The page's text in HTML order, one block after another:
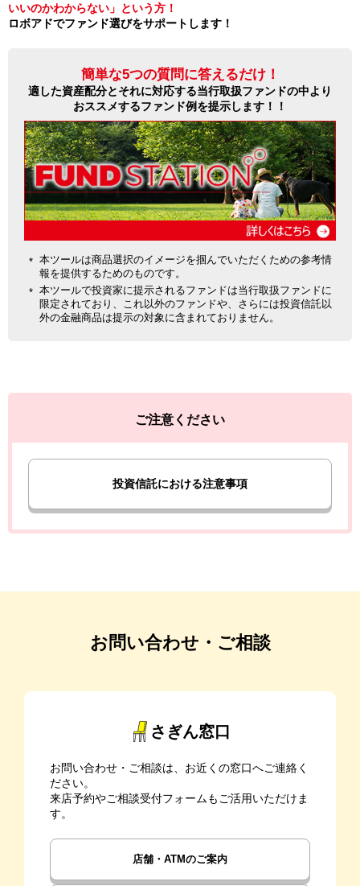
いいのかわからない」という方！
ロボアドでファンド選びをサポートします！
簡単な5つの質問に答えるだけ！
適した資産配分とそれに対応する当行取扱ファンドの中より
おススメするファンド例を提示します！！
本ツールは商品選択のイメージを掴んでいただくための参考情
報を提供するためのものです。
本ツールで投資家に提示されるファンドは当行取扱ファンドに
限定されており、これ以外のファンドや、さらには投資信託以
外の金融商品は提示の対象に含まれておりません。
ご注意ください
投資信託における注意事項
お問い合わせ・ご相談
さぎん窓口
お問い合わせ・ご相談は、お近くの窓口へご連絡く
ださい。
来店予約やご相談受付フォームもご活用いただけま
す。
店舗・ATMのご案内